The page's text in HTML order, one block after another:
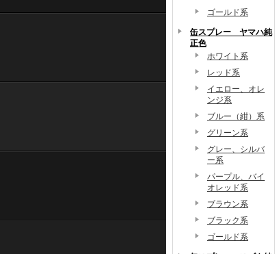
ゴールド系
缶スプレー ヤマハ純
正色
ホワイト系
レッド系
イエロー、オレ
ンジ系
ブルー（紺）系
グリーン系
グレー、シルバ
ー系
パープル、バイ
オレッド系
ブラウン系
ブラック系
ゴールド系